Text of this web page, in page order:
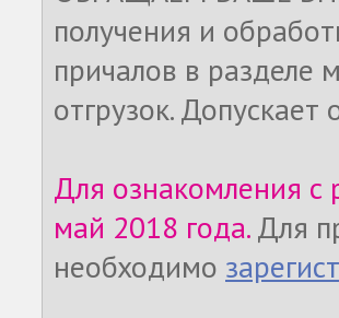
получения и
причалов в разделе
отгрузок.
Для ознакомления с
май 2018 года.Для
необходимо